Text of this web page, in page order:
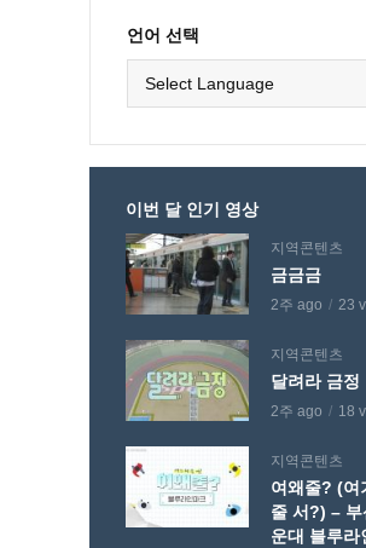
언어 선택
이번 달 인기 영상
지역콘텐츠
금금금
2주 ago 23
지역콘텐츠
달려라 금정
2주 ago 18
지역콘텐츠
여왜줄? (여
줄 서?) – 부
운대 블루라